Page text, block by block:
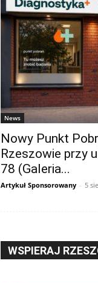
News
Nowy Punkt
Rzeszowie przy
78 (Galeria...
Artykuł Sponsorowany - 5
WSPIERAJ